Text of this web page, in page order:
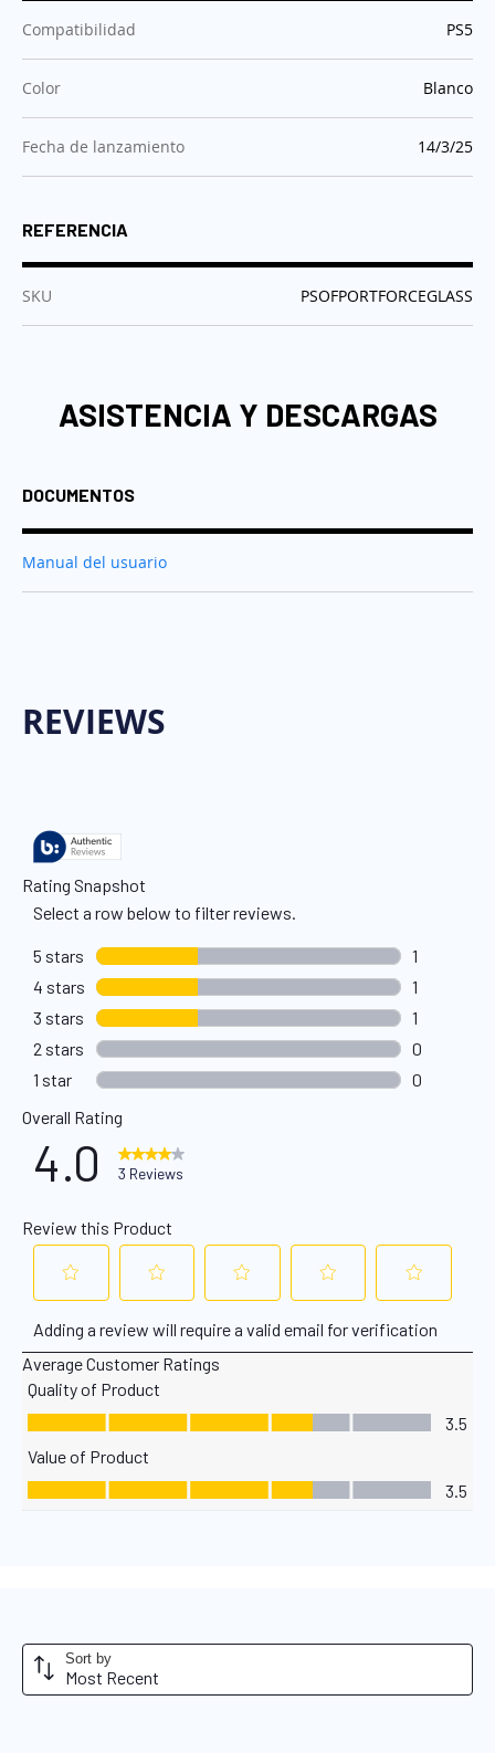
Compatibilidad :PS5
Color :Blanco
Fecha de lanzamiento :14/3/25
REFERENCIA
SKU :PSOFPORTFORCEGLASS
ASISTENCIA Y DESCARGAS
DOCUMENTOS
Manual del usuario